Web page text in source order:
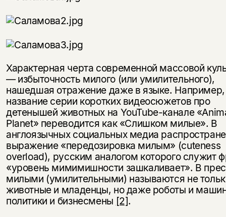
Характерная черта современной массовой
— избыточность милого (или умилительного),
нашедшая отражение даже в языке. Например,
название серии коротких видеосюжетов про
детенышей животных на YouTube-канале
Planet» переводится как «Слишком милые». В
англоязычных социальных медиа
выражение «передозировка милым» (cuteness
overload), русским аналогом которого служит
«уровень мимимишности зашкаливает». В
милыми (умилительными) называются не
животные и младенцы, но даже роботы и
политики и бизнесмены [2].